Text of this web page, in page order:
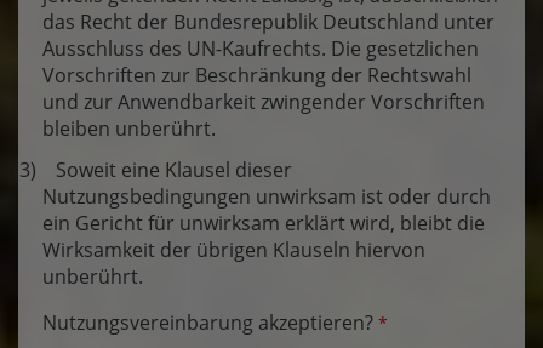
das Recht der Bundesrepublik Deutschland unter
Ausschluss des UN-Kaufrechts. Die gesetzlichen
Vorschriften zur Beschränkung der Rechtswahl
und zur Anwendbarkeit zwingender Vorschriften
bleiben unberührt.
(3) Soweit eine Klausel dieser
Nutzungsbedingungen unwirksam ist oder durch
ein Gericht für unwirksam erklärt wird, bleibt die
Wirksamkeit der übrigen Klauseln hiervon
unberührt.
Nutzungsvereinbarung akzeptieren? *